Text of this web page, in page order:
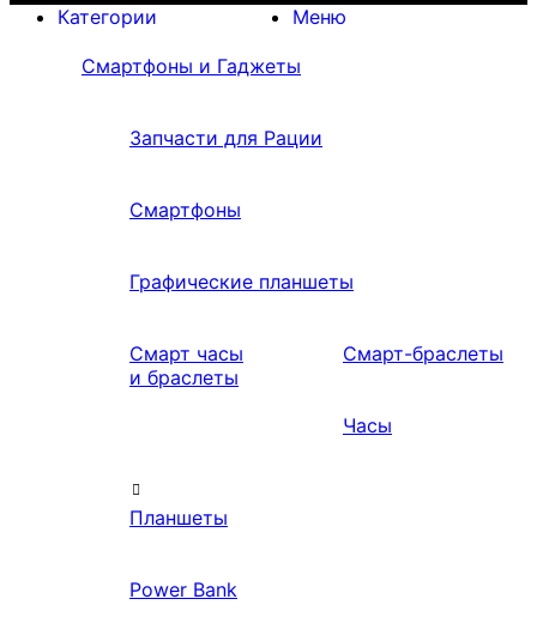
Меню
Категории
Смартфоны и Гаджеты
Запчасти для Рации
Смартфоны
Графические планшеты
Смарт часы
и браслеты
Смарт-браслеты
Часы
Планшеты
Power Bank